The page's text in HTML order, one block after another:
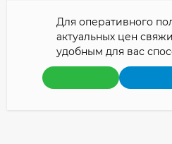
Для оперативного
актуальных цен
удобным для вас